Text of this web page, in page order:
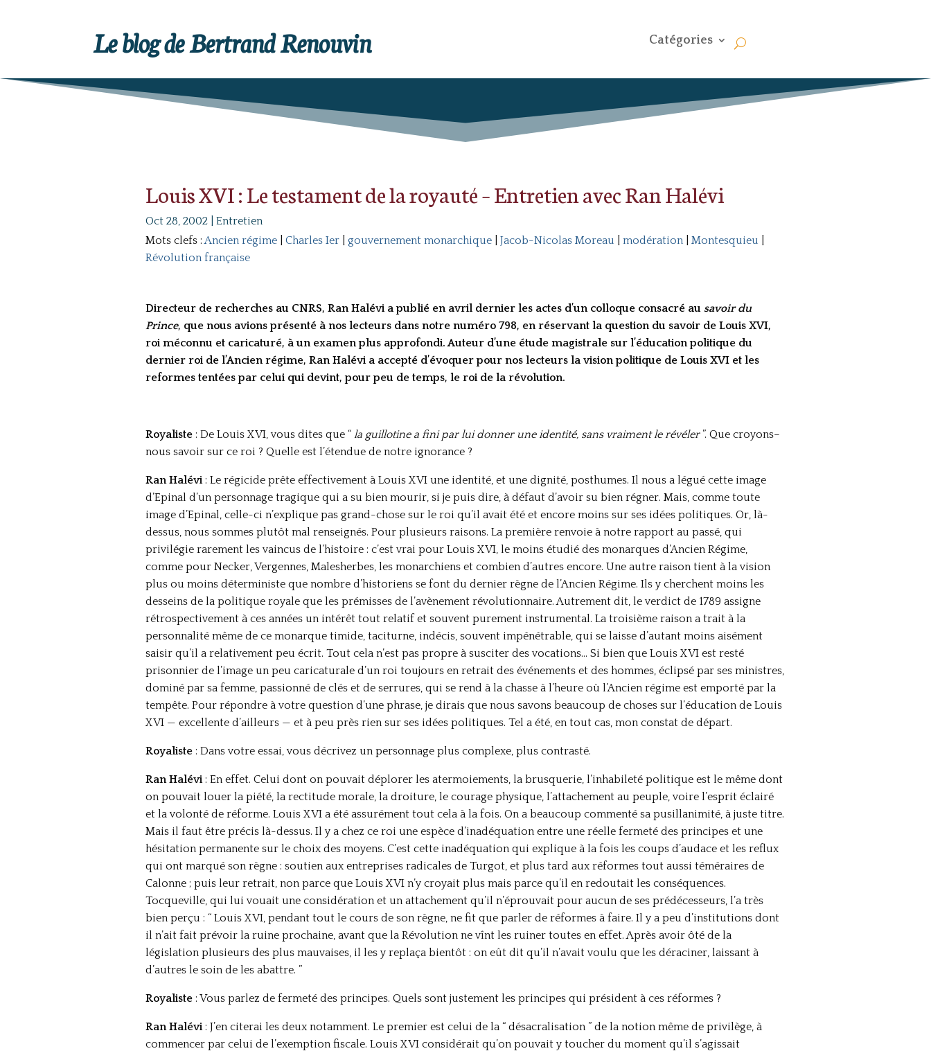
Le blog de Bertrand Renouvin Catégories
Louis XVI : Le testament de la royauté – Entretien avec Ran Halévi
Oct 28, 2002| Entretien
Mots clefs :Ancien régime| Charles Ier| gouvernement monarchique| Jacob-Nicolas Moreau modération| Montesquieu
Révolution française
Directeur de recherches au CNRS, Ran Halévi a publié en avril dernier les actes d’un colloque consacré au savoir du
Prince, que nous avions présenté à nos lecteurs dans notre numéro 798, en réservant la question du savoir de Louis XVI,
roi méconnu et caricaturé, à un examen plus approfondi. Auteur d’une étude magistrale sur l’éducation politique du
dernier roi de l’Ancien régime, Ran Halévi a accepté d’évoquer pour nos lecteurs la vision politique de Louis XVI et les
reformes tentées par celui qui devint, pour peu de temps, le roi de la révolution.
Royaliste: De Louis XVI, vous dites que “ la guillotine a fini par lui donner une identité, sans vraiment le révéler”. Que croyons–
nous savoir sur ce roi ? Quelle est l’étendue de notre ignorance ?
Ran Halévi: Le régicide prête effectivement à Louis XVI une identité, et une dignité, posthumes. Il nous a légué cette image
d’Epinal d’un personnage tragique qui a su bien mourir, si je puis dire, à défaut d’avoir su bien régner. Mais, comme toute
image d’Epinal, celle-ci n’explique pas grand-chose sur le roi qu’il avait été et encore moins sur ses idées politiques. Or, là-
dessus, nous sommes plutôt mal renseignés. Pour plusieurs raisons. La première renvoie à notre rapport au passé, qui
privilégie rarement les vaincus de l’histoire : c’est vrai pour Louis XVI, le moins étudié des monarques d’Ancien Régime,
comme pour Necker, Vergennes, Malesherbes, les monarchiens et combien d’autres encore. Une autre raison tient à la vision
plus ou moins déterministe que nombre d’historiens se font du dernier règne de l’Ancien Régime. Ils y cherchent moins les
desseins de la politique royale que les prémisses de l’avènement révolutionnaire. Autrement dit, le verdict de 1789 assigne
rétrospectivement à ces années un intérêt tout relatif et souvent purement instrumental. La troisième raison a trait à la
personnalité même de ce monarque timide, taciturne, indécis, souvent impénétrable, qui se laisse d’autant moins aisément
saisir qu’il a relativement peu écrit. Tout cela n’est pas propre à susciter des vocations… Si bien que Louis XVI est resté
prisonnier de l’image un peu caricaturale d’un roi toujours en retrait des événements et des hommes, éclipsé par ses ministres,
dominé par sa femme, passionné de clés et de serrures, qui se rend à la chasse à l’heure où l’Ancien régime est emporté par la
tempête. Pour répondre à votre question d’une phrase, je dirais que nous savons beaucoup de choses sur l’éducation de Louis
XVI — excellente d’ailleurs — et à peu près rien sur ses idées politiques. Tel a été, en tout cas, mon constat de départ.
Royaliste : Dans votre essai, vous décrivez un personnage plus complexe, plus contrasté.
Ran Halévi: En effet. Celui dont on pouvait déplorer les atermoiements, la brusquerie, l’inhabileté politique est le même dont
on pouvait louer la piété, la rectitude morale, la droiture, le courage physique, l’attachement au peuple, voire l’esprit éclairé
et la volonté de réforme. Louis XVI a été assurément tout cela à la fois. On a beaucoup commenté sa pusillanimité, à juste titre.
Mais il faut être précis là-dessus. Il y a chez ce roi une espèce d’inadéquation entre une réelle fermeté des principes et une
hésitation permanente sur le choix des moyens. C’est cette inadéquation qui explique à la fois les coups d’audace et les reflux
qui ont marqué son règne : soutien aux entreprises radicales de Turgot, et plus tard aux réformes tout aussi téméraires de
Calonne ; puis leur retrait, non parce que Louis XVI n’y croyait plus mais parce qu’il en redoutait les conséquences.
Tocqueville, qui lui vouait une considération et un attachement qu’il n’éprouvait pour aucun de ses prédécesseurs, l’a très
bien perçu : “ Louis XVI, pendant tout le cours de son règne, ne fit que parler de réformes à faire. Il y a peu d’institutions dont
il n’ait fait prévoir la ruine prochaine, avant que la Révolution ne vînt les ruiner toutes en effet. Après avoir ôté de la
législation plusieurs des plus mauvaises, il les y replaça bientôt : on eût dit qu’il n’avait voulu que les déraciner, laissant à
d’autres le soin de les abattre. ”
Royaliste: Vous parlez de fermeté des principes. Quels sont justement les principes qui président à ces réformes ?
Ran Halévi: J’en citerai les deux notamment. Le premier est celui de la “ désacralisation ” de la notion même de privilège, à
commencer par celui de l’exemption fiscale. Louis XVI considérait qu’on pouvait y toucher du moment qu’il s’agissait